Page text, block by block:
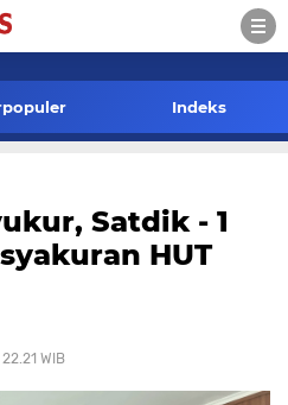
Indeks
Satdik - 1
HUT
22.21 WIB